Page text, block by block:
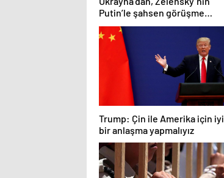
Putin’le şahsen görüşme
talebine ilişkin açıklama
Trump: Çin ile Amerika için iyi
bir anlaşma yapmalıyız